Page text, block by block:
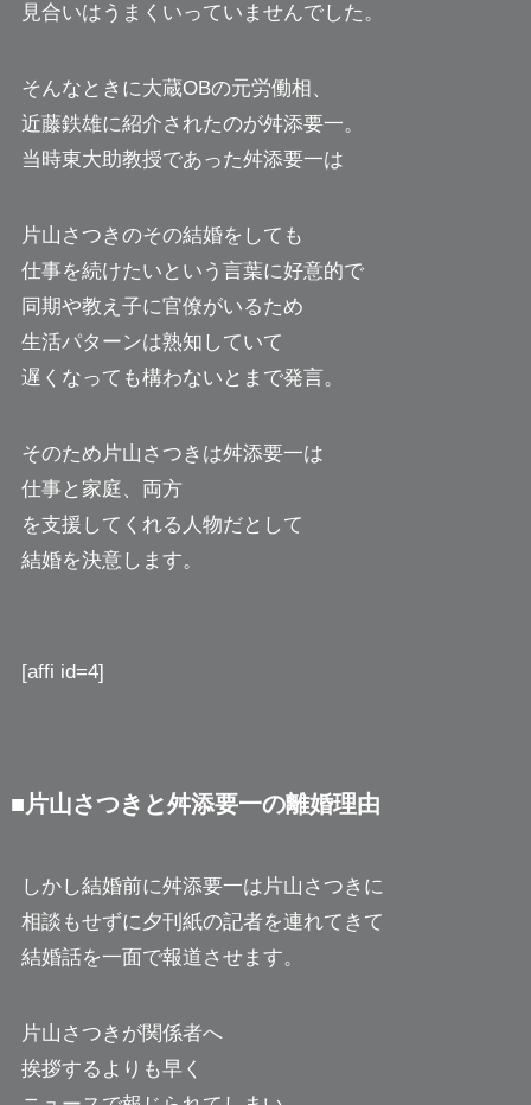
見合いはうまくいっていませんでした。
そんなときに大蔵OBの元労働相、
近藤鉄雄に紹介されたのが舛添要一。
当時東大助教授であった舛添要一は
片山さつきのその結婚をしても
仕事を続けたいという言葉に好意的で
同期や教え子に官僚がいるため
生活パターンは熟知していて
遅くなっても構わないとまで発言。
そのため片山さつきは舛添要一は
仕事と家庭、両方
を支援してくれる人物だとして
結婚を決意します。
[affi id=4]
■片山さつきと舛添要一の離婚理由
しかし結婚前に舛添要一は片山さつきに
相談もせずに夕刊紙の記者を連れてきて
結婚話を一面で報道させます。
片山さつきが関係者へ
挨拶するよりも早く